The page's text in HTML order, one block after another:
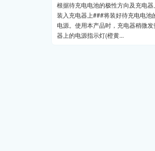
根据待充电电池的极性方向及充电
装入充电器上###将装好待充电电池
电源。使用本产品时，充电器稍微
器上的电源指示灯(橙黄...